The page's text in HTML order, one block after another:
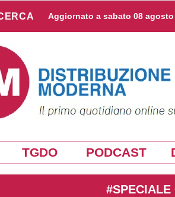
Aggiornato a sabato 08 agosto
TGDO PODCAST
#SPECIALE